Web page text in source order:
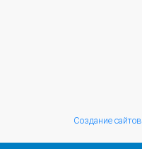
Создание сайтов